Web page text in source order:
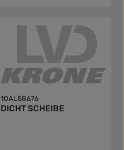
10AL58676
DICHT SCHEIBE